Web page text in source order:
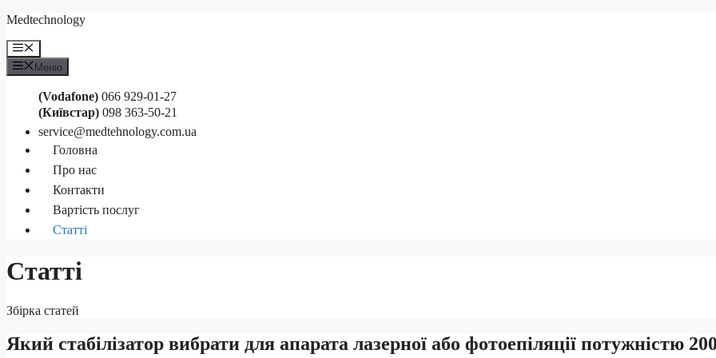
Перейти
содержимому
Medteсhnology
Меню
Меню
(Vodafone) 066 929-01-27
(Київстар) 098 363-50-21
service@medtehnology.com.ua
Головна
Про нас
Контакти
Вартість послуг
Статті
Статті
Збірка статей
Який стабілізатор вибрати для апарата лазерної або фотоепіляції потужністю